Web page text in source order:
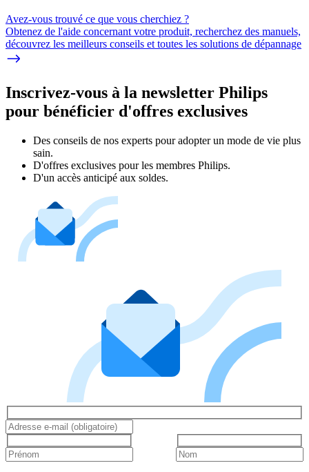
Avez-vous trouvé ce que vous cherchiez ?
Obtenez de l'aide concernant votre produit, recherchez des manuels,
découvrez les meilleurs conseils et toutes les solutions de dépannage
Inscrivez-vous à la newsletter Philips
pour bénéficier d'offres exclusives
Des conseils de nos experts pour adopter un mode de vie plus
sain.
D'offres exclusives pour les membres Philips.
D'un accès anticipé aux soldes.